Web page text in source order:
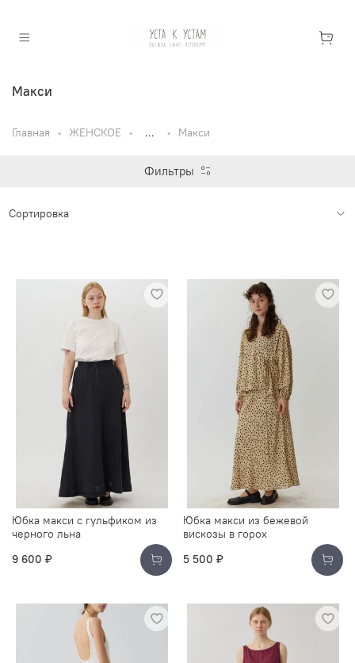
Макси
Главная ЖЕНСКОЕ ... Макси
Фильтры
Юбка макси с гульфиком из
черного льна
9 600 ₽
Юбка макси из бежевой
вискозы в горох
5 500 ₽